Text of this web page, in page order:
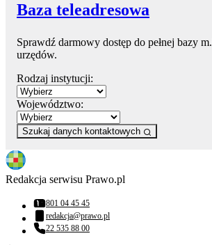
Baza teleadresowa
Sprawdź darmowy dostęp do pełnej bazy
urzędów.
Rodzaj instytucji:
Województwo:
Szukaj danych kontaktowych
Redakcja serwisu Prawo.pl
Numer telefonu:
801 04 45 45
Adres email:
redakcja@prawo.pl
Numer telefonu:
22 535 88 00